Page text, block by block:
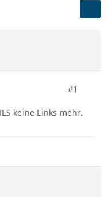
#1
keine Links mehr,